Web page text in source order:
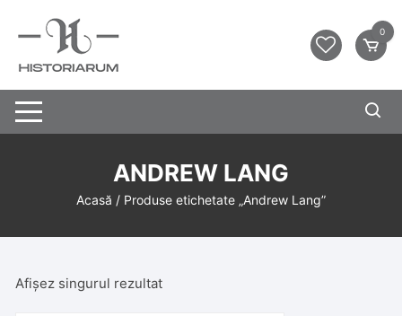
0
ANDREW LANG
Acasă / Produse etichetate „Andrew Lang”
Afișez singurul rezultat